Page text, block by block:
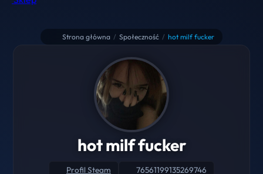
Strona główna / Społeczność / hot milf fucker
hot milf fucker
Profil Steam
76561199135269746